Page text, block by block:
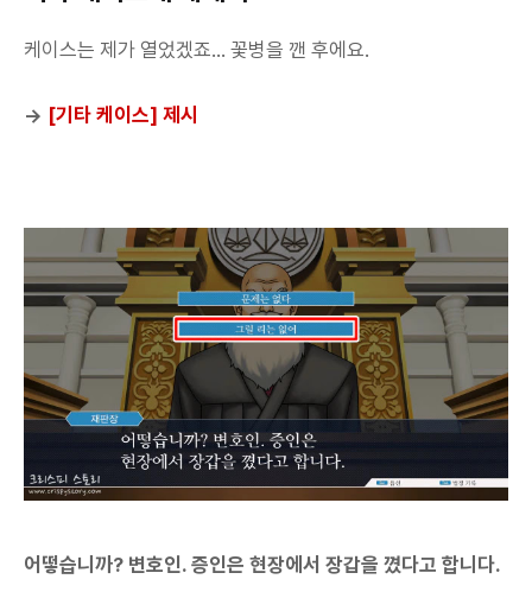
케이스는 제가 열었겠죠... 꽃병을 깬 후에요.
→ [기타 케이스] 제시
어떻습니까? 변호인. 증인은 현장에서 장갑을 꼈다고 합니다.